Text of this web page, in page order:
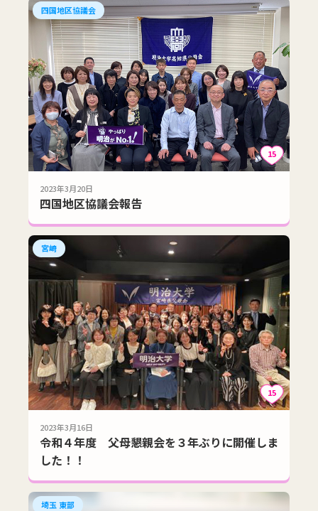
四国地区協議会
15
2023年3月20日
四国地区協議会報告
宮崎
15
2023年3月16日
令和４年度 父母懇親会を３年ぶりに開催しま
した！！
埼玉 東部